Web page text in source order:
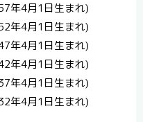
年4月1日生まれ)
年4月1日生まれ)
年4月1日生まれ)
年4月1日生まれ)
年4月1日生まれ)
年4月1日生まれ)